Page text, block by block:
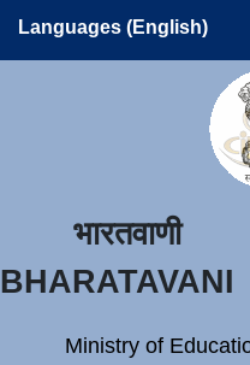
Languages (English)
भारतवाणी
BHARATAVANI
Ministry of